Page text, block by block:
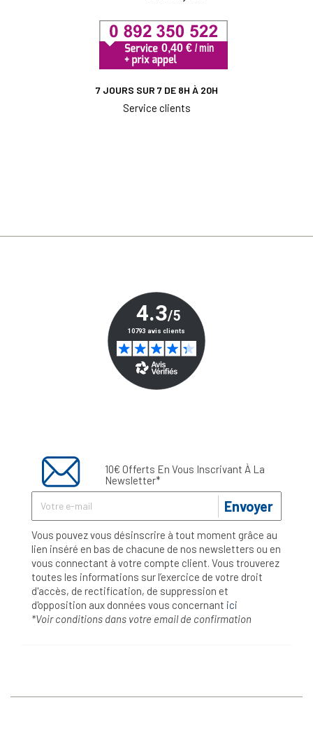
7 JOURS SUR 7 DE 8H À 20H
Service clients
10€ Offerts En Vous Inscrivant À La
Newsletter*
Envoyer
Vous pouvez vous désinscrire à tout moment grâce au
lien inséré en bas de chacune de nos newsletters ou en
vous connectant à votre compte client. Vous trouverez
toutes les informations sur l’exercice de votre droit
d'accès, de rectification, de suppression et
d'opposition aux données vous concernant ici
*Voir conditions dans votre email de confirmation